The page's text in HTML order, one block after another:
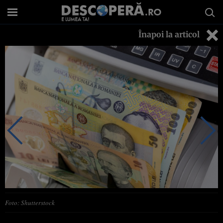
Înapoi la articol
Foto: Shutterstock